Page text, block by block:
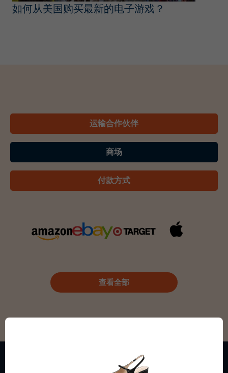
如何从美国购买最新的电子游戏？
运输合作伙伴
商场
付款方式
查看全部